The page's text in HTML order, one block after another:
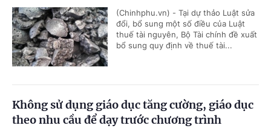
(Chinhphu.vn) - Tại dự thảo Luật sửa
đổi, bổ sung một số điều của Luật
thuế tài nguyên, Bộ Tài chính đề xuất
bổ sung quy định về thuế tài...
Không sử dụng giáo dục tăng cường, giáo dục
theo nhu cầu để dạy trước chương trình